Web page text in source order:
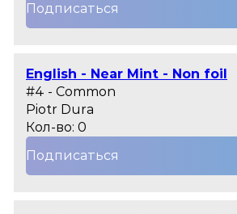
Подписаться
English - Near Mint - Non foil
#4 - Common
Piotr Dura
Кол-во: 0
Подписаться